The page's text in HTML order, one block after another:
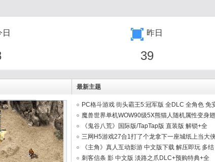
日 昨日
39
最新主题
PC格斗游戏 街头霸王5:冠军版 全DLC 全角色 免
装中 ...
魔兽世界单机WOW90级5X熊猫人随机属性变身翅
膀灵山奇 ...
《鬼谷八荒》国际版/TapTap版 直装版 解锁+全
DLC PC/ ...
三网H5游戏27合1打了个龙拿下一座城纸上当大
向猛鬼 ...
《主角》真人互动影游 中文版下载 解压即玩 多结
局深 ...
刺客信条 影 中文版 淡路之爪DLC+预购特典+全